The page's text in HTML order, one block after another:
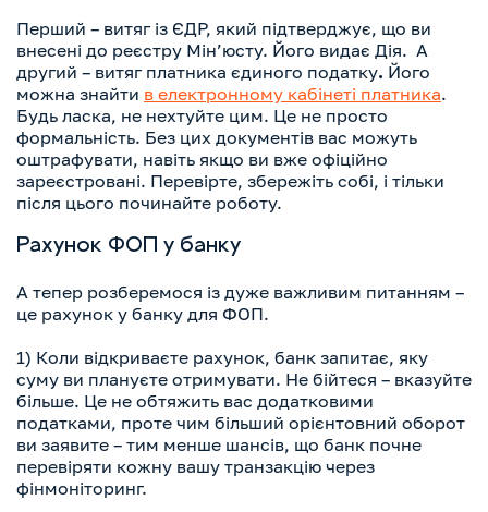
Перший – витяг із ЄДР, який підтверджує, що ви
внесені до реєстру Мін’юсту. Його видає Дія. А
другий – витяг платника єдиного податку. Його
можна знайти в електронному кабінеті платника.
Будь ласка, не нехтуйте цим. Це не просто
формальність. Без цих документів вас можуть
оштрафувати, навіть якщо ви вже офіційно
зареєстровані. Перевірте, збережіть собі, і тільки
після цього починайте роботу.
Рахунок ФОП у банку
А тепер розберемося із дуже важливим питанням –
це рахунок у банку для ФОП.
1) Коли відкриваєте рахунок, банк запитає, яку
суму ви плануєте отримувати. Не бійтеся – вказуйте
більше. Це не обтяжить вас додатковими
податками, проте чим більший орієнтовний оборот
ви заявите – тим менше шансів, що банк почне
перевіряти кожну вашу транзакцію через
фінмоніторинг.